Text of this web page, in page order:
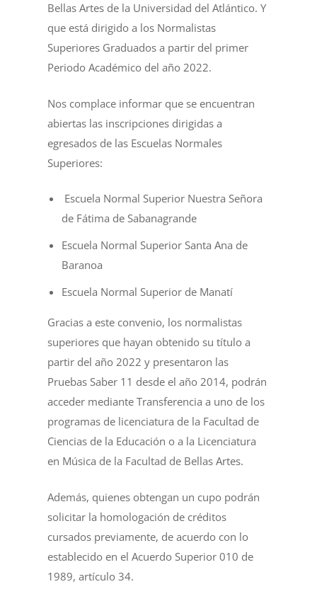
Bellas Artes de la Universidad del Atlántico. Y
que está dirigido a los Normalistas
Superiores Graduados a partir del primer
Periodo Académico del año 2022.
Nos complace informar que se encuentran
abiertas las inscripciones dirigidas a
egresados de las Escuelas Normales
Superiores:
Escuela Normal Superior Nuestra Señora
de Fátima de Sabanagrande
Escuela Normal Superior Santa Ana de
Baranoa
Escuela Normal Superior de Manatí
Gracias a este convenio, los normalistas
superiores que hayan obtenido su título a
partir del año 2022 y presentaron las
Pruebas Saber 11 desde el año 2014, podrán
acceder mediante Transferencia a uno de los
programas de licenciatura de la Facultad de
Ciencias de la Educación o a la Licenciatura
en Música de la Facultad de Bellas Artes.
Además, quienes obtengan un cupo podrán
solicitar la homologación de créditos
cursados previamente, de acuerdo con lo
establecido en el Acuerdo Superior 010 de
1989, artículo 34.